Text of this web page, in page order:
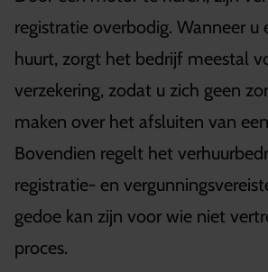
registratie overbodig. Wanneer
huurt, zorgt het bedrijf meestal
verzekering, zodat u zich geen
maken over het afsluiten van
Bovendien regelt het
registratie- en
gedoe kan zijn voor wie niet
proces.